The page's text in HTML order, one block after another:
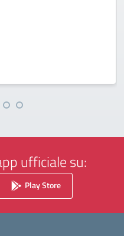
ufficiale su:
Play Store